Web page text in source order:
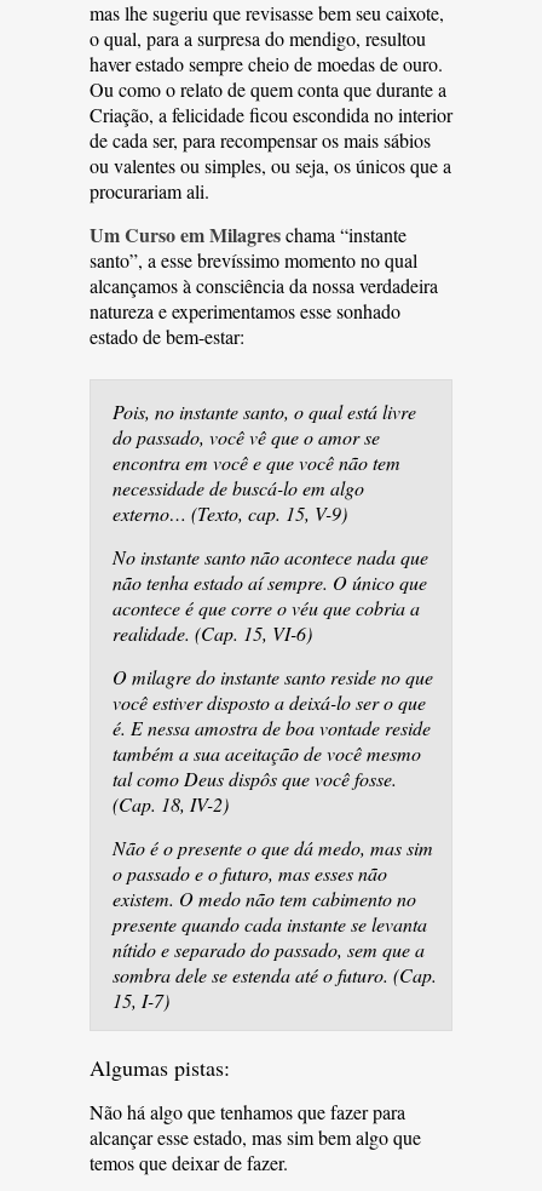
mas lhe sugeriu que revisasse bem seu caixote,
o qual, para a surpresa do mendigo, resultou
haver estado sempre cheio de moedas de ouro.
Ou como o relato de quem conta que durante a
Criação, a felicidade ficou escondida no interior
de cada ser, para recompensar os mais sábios
ou valentes ou simples, ou seja, os únicos que a
procurariam ali.
Um Curso em Milagreschama “instante
santo”, a esse brevíssimo momento no qual
alcançamos à consciência da nossa verdadeira
natureza e experimentamos esse sonhado
estado de bem-estar:
Pois, no instante santo, o qual está livre
do passado, você vê que o amor se
encontra em você e que você não tem
necessidade de buscá-lo em algo
externo… (Texto, cap. 15, V-9)
No instante santo não acontece nada que
não tenha estado aí sempre. O único que
acontece é que corre o véu que cobria a
realidade. (Cap. 15, VI-6)
O milagre do instante santo reside no que
você estiver disposto a deixá-lo ser o que
é. E nessa amostra de boa vontade reside
também a sua aceitação de você mesmo
tal como Deus dispôs que você fosse.
(Cap. 18, IV-2)
Não é o presente o que dá medo, mas sim
o passado e o futuro, mas esses não
existem. O medo não tem cabimento no
presente quando cada instante se levanta
nítido e separado do passado, sem que a
sombra dele se estenda até o futuro. (Cap.
15, I-7)
Algumas pistas:
Não há algo que tenhamos que fazer para
alcançar esse estado, mas sim bem algo que
temos que deixar de fazer.